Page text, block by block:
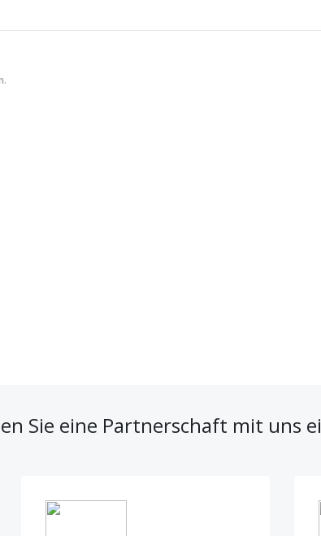
Sie eine Partnerschaft mit uns